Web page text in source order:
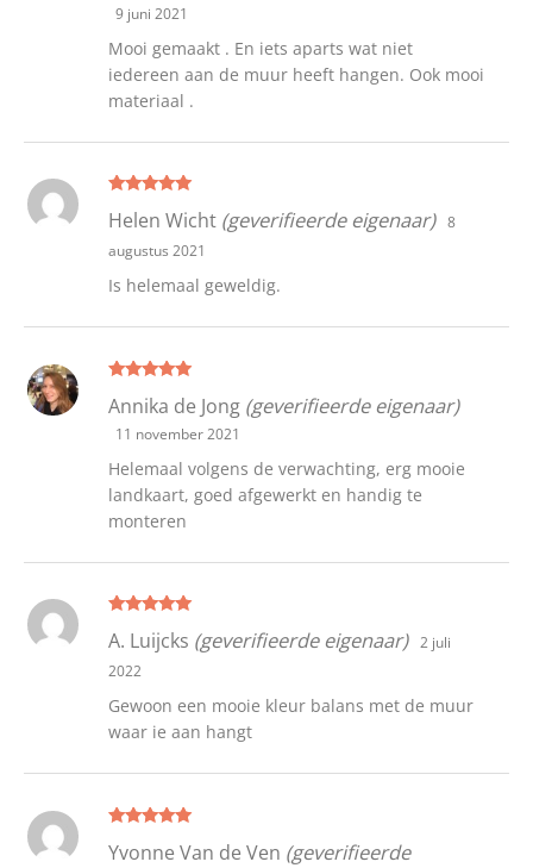
9 juni 2021
Mooi gemaakt . En iets aparts wat niet
iedereen aan de muur heeft hangen. Ook mooi
materiaal .
d 5uit 5
Helen Wicht (geverifieerde eigenaar)
8
augustus 2021
Is helemaal geweldig.
d5uit 5
Annika de Jong (geverifieerde eigenaar)
11 november 2021
Helemaal volgens de verwachting, erg mooie
landkaart, goed afgewerkt en handig te
monteren
d5 uit 5
A. Luijcks (geverifieerde eigenaar)
2 juli
2022
Gewoon een mooie kleur balans met de muur
waar ie aan hangt
d5uit 5
Yvonne Van de Ven (geverifieerde